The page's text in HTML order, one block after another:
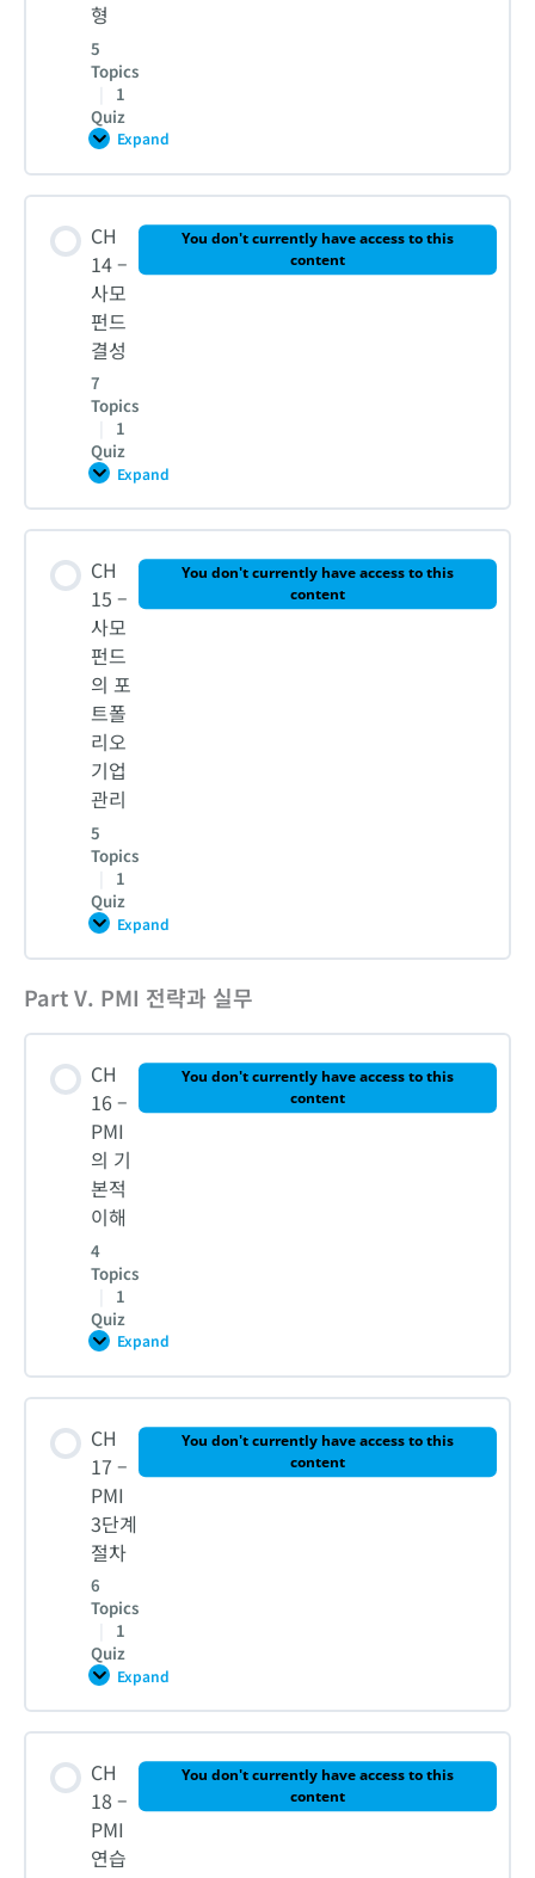
CH 11 – 퀴즈
2. 사모펀드의 Fee 구조와 Lifecycle
CH 12 – 퀴즈
형
5
Topics
1
Quiz
Expand
CH
–
사
펀
의
0% COMPLETE
1. 기업유형 분류와 투자포인트
2. 벤처캐피탈 투자
4. 바이아웃펀드 투자
5. 구조조정펀드 [Distressed PE] 투자
CH 13 – 퀴즈
CH
14 –
사모
펀드
결성
7
Topics
1
Quiz
You don't currently have access to this
content
Expand
CH
–
사
펀
결
Lesson Content
0% COMPLETE
1-1. 사모펀드 결성과 자금모집
1-2. 사모펀드 결성과 자금모집
2-1. 사모펀드 Vehicles
2-2. 사모펀드 Vehicles
3-1. 투자자(LP)의 운용사(GP)선정
3-2. 투자자(LP)의 운용사(GP)선정
4. [실습] 사모펀드를 활용한 타깃기업의 인수
CH 14 – 퀴즈
CH
15 –
사모
펀드
의 포
트폴
리오
기업
관리
5
Topics
1
Quiz
You don't currently have access to this
content
Expand
CH
–
모
드
포
폴
Lesson Content
0% COMPLETE 0/5 Steps
1. 기업지배구조의 개선
2. 경영진과의 협력
3. Exit 전략
5. GP의 리스크관리
CH 15 – 퀴즈
Part V. PMI 전략과 실무
CH
16 –
PMI
의 기
본적
이해
4
Topics
1
Quiz
You don't currently have access to this
content
Expand
CH
–
PMI
기
적
0% COMPLETE
1. 디즈니와 마블의 통합
2. PMI의 이해와 속도조절
4. [실습] 타깃기업에 대한 PMI 목표 설정
CH 16 – 퀴즈
CH
17 –
PMI
3단계
절차
6
Topics
1
Quiz
You don't currently have access to this
content
Expand
CH
–
PMI
단
절
0% COMPLETE
CH
18 –
PMI
연습
You don't currently have access to this
content